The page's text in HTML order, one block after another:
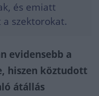
és emiatt
szektorokat.
evidensebb a
hiszen köztudott
átállás